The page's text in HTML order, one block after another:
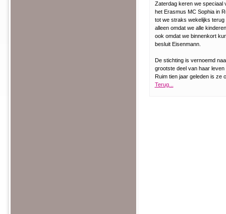
Zaterdag keren we speciaal
het Erasmus MC Sophia in
tot we straks wekelijks
alleen omdat we alle
ook omdat we binnenkort
besluit Eisenmann.
De stichting is vernoemd
grootste deel van haar
Ruim tien jaar geleden is ze
Terug...